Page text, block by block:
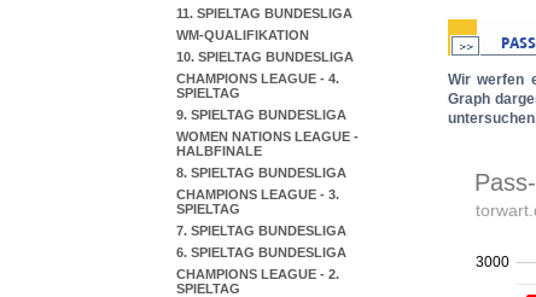
11. SPIELTAG BUNDESLIGA
WM-QUALIFIKATION
10. SPIELTAG BUNDESLIGA
CHAMPIONS LEAGUE - 4.
SPIELTAG
9. SPIELTAG BUNDESLIGA
WOMEN NATIONS LEAGUE -
HALBFINALE
8. SPIELTAG BUNDESLIGA
CHAMPIONS LEAGUE - 3.
SPIELTAG
7. SPIELTAG BUNDESLIGA
6. SPIELTAG BUNDESLIGA
CHAMPIONS LEAGUE - 2.
SPIELTAG
Wir werfen
Graph